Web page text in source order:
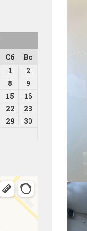
Сб
Вс
1
2
8
9
15
16
22
23
29
30